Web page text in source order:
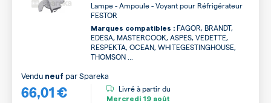
Lampe - Ampoule - Voyant pour Réfrigérateur
FESTOR
Marques compatibles : FAGOR, BRANDT,
EDESA, MASTERCOOK, ASPES, VEDETTE,
RESPEKTA, OCEAN, WHITEGESTINGHOUSE,
THOMSON ...
66,01 €
Vendu neuf parSpareka
Livré à partir du
Mercredi 19 août